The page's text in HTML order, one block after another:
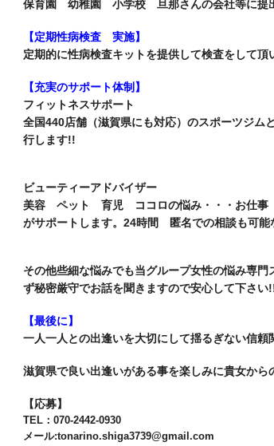
保育園 幼稚園 小学校 旦那さんの会社等に提
【定期性病検査 実施】
定期的に性病検査キットを提供して検査をして頂
【充実のサポート体制】
フィットネスサポート
全国440店舗（滋賀県にも対応）のスポーツジム
行します!!
ビューティーアドバイザー
美容 ペット 育児 ココロの悩み・・・ お仕事
がサポートします。24時間 匿名での相談も可能
その他些細な悩みでも当グループ女性の悩み専
ず秘密厳守でお話を聞きますので安心して下さい
【最後に】
一人一人との出逢いを大切にして揺るぎない信
滋賀県で良い出逢いがある事を楽しみに貴女か
【応募】
TEL：070-2442-0930
メール:tonarino.shiga3739@gmail.com